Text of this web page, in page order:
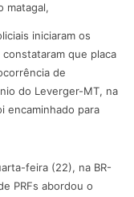
matagal,
iniciaram os
que placa
de
do Leverger-MT, na
encaminhado para
feira (22), na BR-
PRFs abordou o